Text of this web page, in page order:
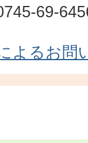
69-
よるお問